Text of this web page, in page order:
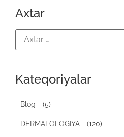
Axtar
Kateqoriyalar
Blog (5)
DERMATOLOGİYA (120)